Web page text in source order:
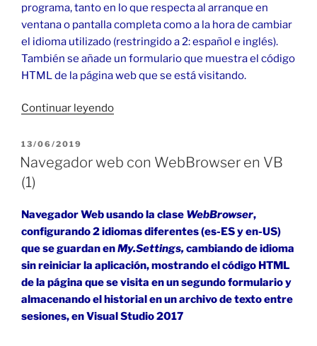
programa, tanto en lo que respecta al arranque en
ventana o pantalla completa como a la hora de cambiar
el idioma utilizado (restringido a 2: español e inglés).
También se añade un formulario que muestra el código
HTML de la página web que se está visitando.
Continuar leyendo«Navegador
WebBrowser
PUBLICADO
EL
13/06/2019
Navegador web con WebBrowser en VB
(1)
Navegador Web usando la clase WebBrowser,
configurando 2 idiomas diferentes (es-ES y en-US)
que se guardan enMy.Settings,cambiando de idioma
sin reiniciar la aplicación, mostrando el código HTML
de la página que se visita en un segundo formulario y
almacenando el historial en un archivo de texto entre
sesiones, en Visual Studio 2017